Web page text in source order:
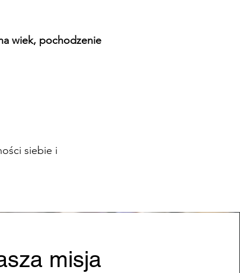
wiek, pochodzenie
siebie i
misja